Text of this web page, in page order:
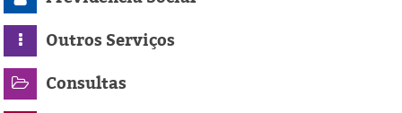
Outros Serviços
Consultas